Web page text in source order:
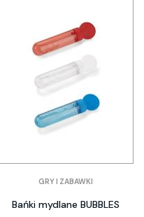
GRY I ZABAWKI
Bańki mydlane BUBBLES